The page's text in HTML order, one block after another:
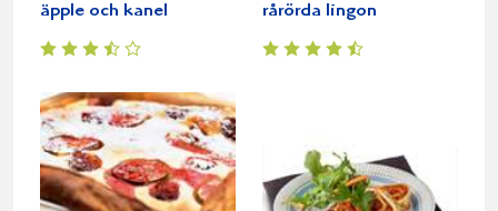
äpple och kanel
rårörda lingon